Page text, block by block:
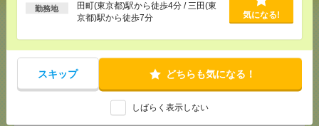
勤務地
田町(東京都)駅から徒歩4分 / 三田(東
京都)駅から徒歩7分
気になる!
スキップ どちらも気になる！
しばらく表示しない
[給 与]無資格未経験：時給1500円～ ■週払い
OK ■扶養内OK ■日収1万2000円以上
[交通費]交通費全額支給
気になる！
【完全在宅】土日祝+平日1日～キャリコン資格活か